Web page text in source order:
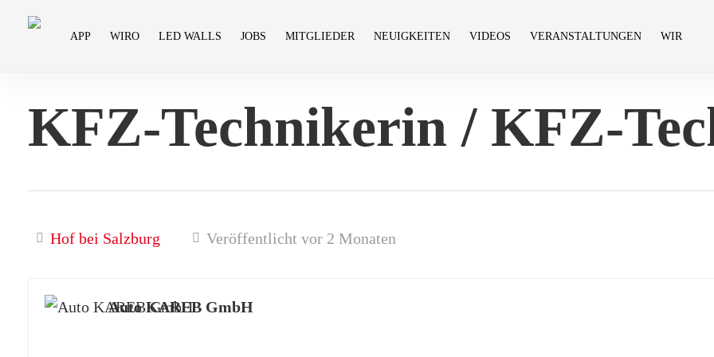
APP WIRO LED WALLS JOBS MITGLIEDER NEUIGKEITEN VIDEOS VERANSTALTUNGEN WIR
KFZ-Technikerin / KFZ-
Hof bei Salzburg Veröffentlicht vor 2 Monaten
Auto KAREB GmbH